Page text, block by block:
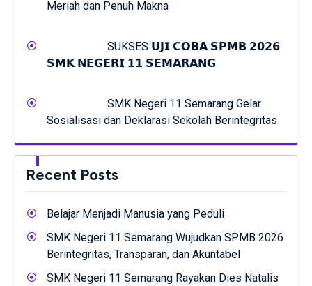
Meriah dan Penuh Makna
SUKSES 𝗨𝗝𝗜 𝗖𝗢𝗕𝗔 𝗦𝗣𝗠𝗕 𝟮𝟬𝟮𝟲
𝗦𝗠𝗞 𝗡𝗘𝗚𝗘𝗥𝗜 𝟭𝟭 𝗦𝗘𝗠𝗔𝗥𝗔𝗡𝗚
SMK Negeri 11 Semarang Gelar
Sosialisasi dan Deklarasi Sekolah Berintegritas
Recent Posts
Belajar Menjadi Manusia yang Peduli
SMK Negeri 11 Semarang Wujudkan SPMB 2026
Berintegritas, Transparan, dan Akuntabel
SMK Negeri 11 Semarang Rayakan Dies Natalis